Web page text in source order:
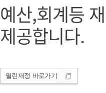
예산,회계등
제공합니다.
열린재정 바로가기